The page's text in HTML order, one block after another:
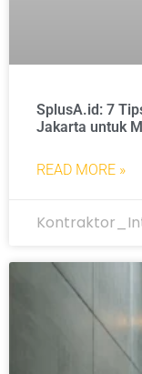
SplusA.id: 7
Jakarta untuk
READ MORE »